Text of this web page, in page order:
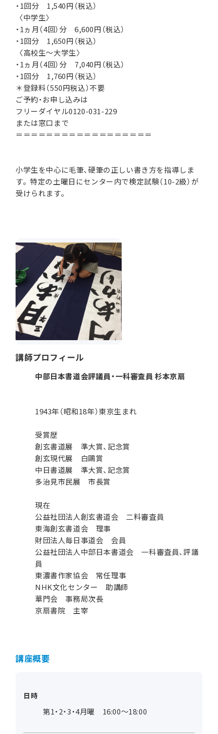
・1回分 1,540円（税込）
〈中学生〉
・1ヵ月（4回）分 6,600円（税込）
・1回分 1,650円（税込）
〈高校生～大学生〉
・1ヵ月（4回）分 7,040円（税込）
・1回分 1,760円（税込）
＊登録料（550円税込）不要
ご予約・お申し込みは
フリーダイヤル0120-031-229
または窓口まで
＝＝＝＝＝＝＝＝＝＝＝＝＝＝＝＝＝＝
小学生を中心に毛筆、硬筆の正しい書き方を指導しま
す。特定の土曜日にセンター内で検定試験（10-2級）が
受けられます。
講師プロフィール
中部日本書道会評議員・一科審査員 杉本京扇
1943年（昭和18年）東京生まれ
受賞歴
創玄書道展 準大賞、記念賞
創玄現代展 白鷗賞
中日書道展 準大賞、記念賞
多治見市民展 市長賞
現在
公益社団法人創玄書道会 二料審査員
東海創玄書道会 理事
財団法人毎日事道会 会員
公益社団法人中部日本書道会 一科審査員、評議
員
東濃書作家協会 常任理事
NHK文化センター 助講師
華門会 事務局次長
京扇書院 主宰
講座概要
日時
第1・2・3・4月曜 16:00～18:00